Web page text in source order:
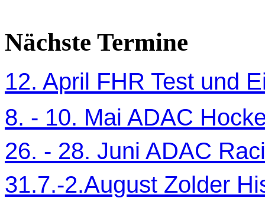
Nächste Termine
12. April FHR Test und
8. - 10. Mai ADAC
26. - 28. Juni ADAC
31.7.-2.August Zolder